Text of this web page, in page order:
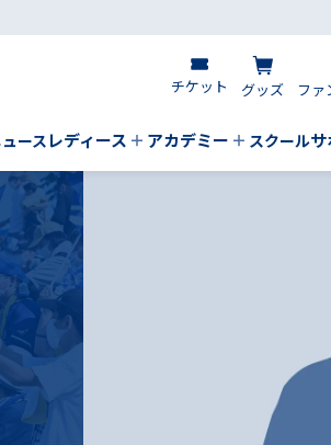
チケット グッズ ファ
ース レディース アカデミー スクールサ